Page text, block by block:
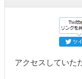
アクセスしていた